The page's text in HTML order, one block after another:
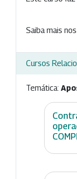
Saiba mais
Cursos
Temática: